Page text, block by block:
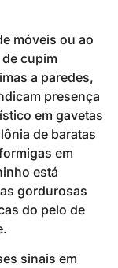
móveis ou ao
cupim
a paredes,
presença
em gavetas
de baratas
em
está
gordurosas
do pelo de
sinais em